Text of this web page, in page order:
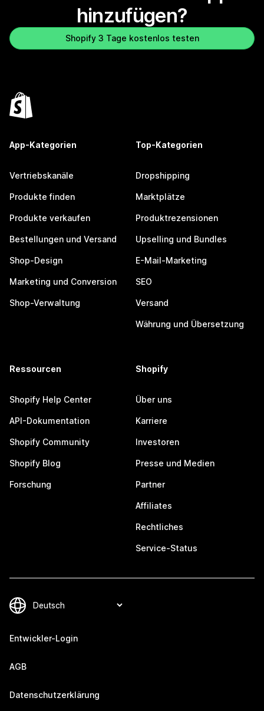
hinzufügen?
Shopify 3 Tage kostenlos testen
App-Kategorien
Vertriebskanäle
Produkte finden
Produkte verkaufen
Bestellungen und Versand
Shop-Design
Marketing und Conversion
Shop-Verwaltung
Top-Kategorien
Dropshipping
Marktplätze
Produktrezensionen
Upselling und Bundles
E-Mail-Marketing
SEO
Versand
Währung und Übersetzung
Ressourcen
Shopify Help Center
API-Dokumentation
Shopify Community
Shopify Blog
Forschung
Shopify
Über uns
Karriere
Investoren
Presse und Medien
Partner
Affiliates
Rechtliches
Service-Status
Entwickler-Login
AGB
Datenschutzerklärung